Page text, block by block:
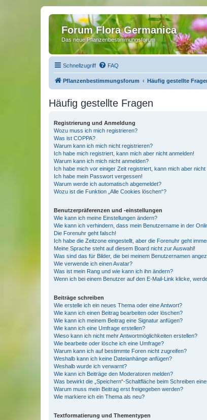
Forum Flora Germanica
Das neue Pflanzenbestimmungsforum
Schnellzugriff FAQ
Pflanzenbestimmungsforum Häufig gestellte
Häufig gestellte Fragen
Registrierung und Anmeldung
Wozu muss ich mich registrieren?
Was ist COPPA?
Warum kann ich mich nicht registrieren?
Ich habe mich registriert, kann mich aber nicht anmelden!
Warum kann ich mich nicht anmelden?
Ich habe mich vor einiger Zeit registriert, kann mich aber nicht
Ich habe mein Passwort vergessen!
Warum werde ich automatisch abgemeldet?
Wozu ist die Funktion „Alle Cookies löschen“?
Benutzerpräferenzen und -einstellungen
Wie kann ich meine Einstellungen ändern?
Wie kann ich verhindern, dass mein Benutzername in der
Die Forenuhr geht falsch!
Ich habe die Zeitzone eingestellt, aber die Forenuhr geht
Meine Sprache steht auf diesem Board nicht zur Auswahl!
Was sind das für Bilder, die bei meinem Benutzernamen
Wie verwende ich einen Avatar?
Was ist mein Rang und wie kann ich ihn ändern?
Wenn ich bei einem Benutzer auf den E-Mail-Link klicke,
Beiträge schreiben
Wie erstelle ich ein neues Thema oder eine Antwort?
Wie kann ich einen Beitrag bearbeiten oder löschen?
Wie kann ich meinem Beitrag eine Signatur anfügen?
Wie kann ich eine Umfrage erstellen?
Wieso kann ich nicht mehr Antwortmöglichkeiten erstellen?
Wie bearbeite oder lösche ich eine Umfrage?
Warum kann ich auf bestimmte Foren nicht zugreifen?
Weshalb kann ich keine Dateianhänge anfügen?
Weshalb wurde ich verwarnt?
Wie kann ich Beiträge den Moderatoren melden?
Was bewirkt die „Speichern“-Schaltfläche beim Schreiben
Warum muss mein Beitrag erst freigegeben werden?
Wie markiere ich ein Thema als neu?
Textformatierung und Thementypen